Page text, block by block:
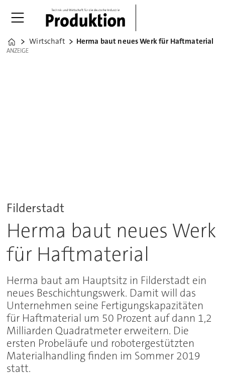
Home
Wirtschaft Herma baut neues Werk für Haftmaterial
ANZEIGE
ANZEIGE
Filderstadt
Herma baut neues Werk
für Haftmaterial
Herma baut am Hauptsitz in Filderstadt ein
neues Beschichtungswerk. Damit will das
Unternehmen seine Fertigungskapazitäten
für Haftmaterial um 50 Prozent auf dann 1,2
Milliarden Quadratmeter erweitern. Die
ersten Probeläufe und robotergestützten
Materialhandling finden im Sommer 2019
statt.